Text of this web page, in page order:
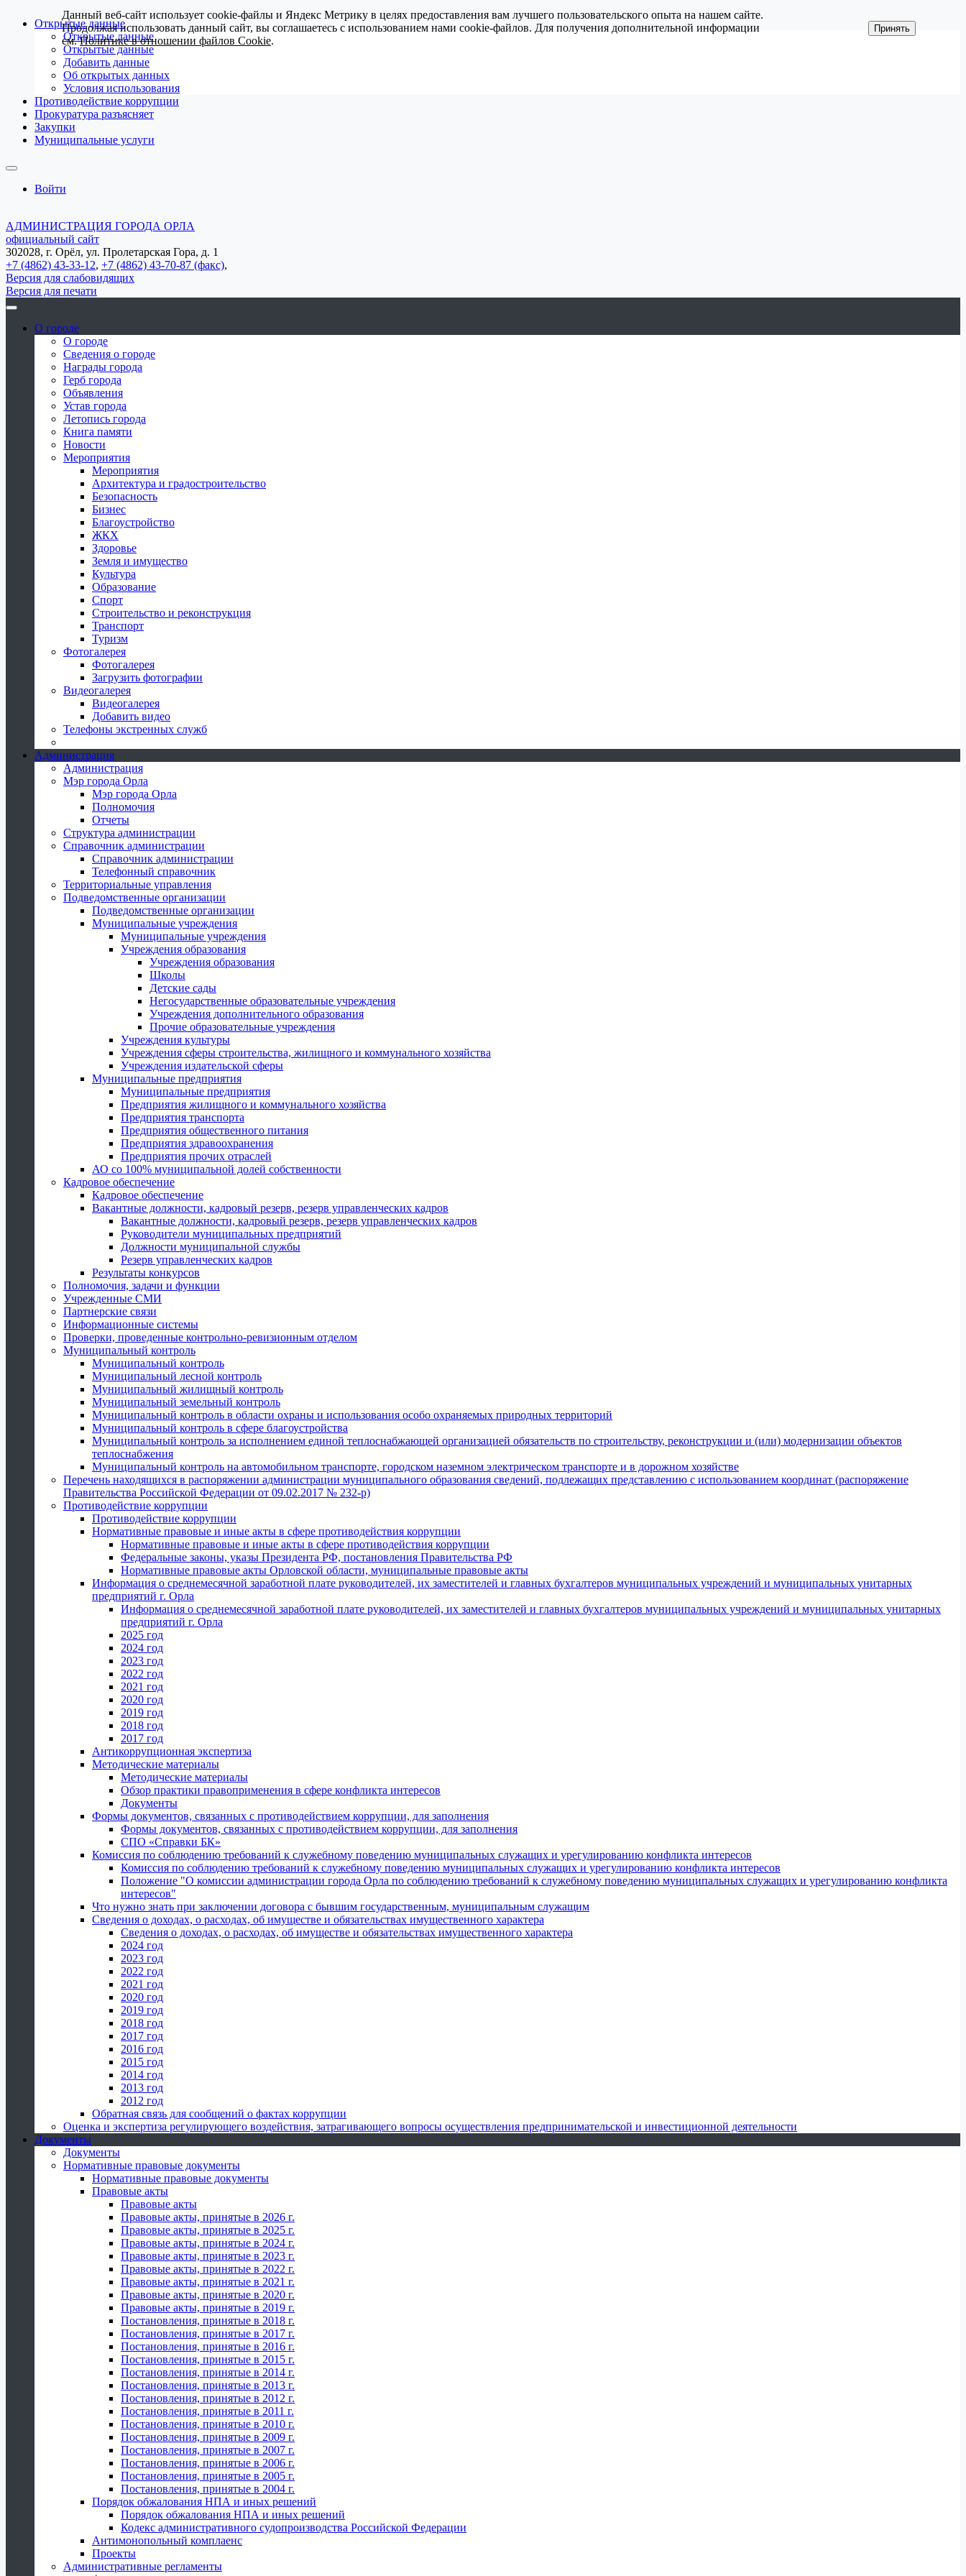
Открытые данные
Открытые данные
Открытые данные
Добавить данные
Об открытых данных
Условия использования
Противодействие коррупции
Прокуратура разъясняет
Закупки
Муниципальные услуги
Войти
АДМИНИСТРАЦИЯ ГОРОДА ОРЛА
официальный сайт
302028, г. Орёл, ул. Пролетарская Гора, д. 1
+7 (4862) 43-33-12, +7 (4862) 43-70-87 (факс),
Версия для слабовидящих
Версия для печати
О городе
О городе
Сведения о городе
Награды города
Герб города
Объявления
Устав города
Летопись города
Книга памяти
Новости
Мероприятия
Мероприятия
Архитектура и градостроительство
Безопасность
Бизнес
Благоустройство
ЖКХ
Здоровье
Земля и имущество
Культура
Образование
Спорт
Строительство и реконструкция
Транспорт
Туризм
Фотогалерея
Фотогалерея
Загрузить фотографии
Видеогалерея
Видеогалерея
Добавить видео
Телефоны экстренных служб
Администрация
Администрация
Мэр города Орла
Мэр города Орла
Полномочия
Отчеты
Структура администрации
Справочник администрации
Справочник администрации
Телефонный справочник
Территориальные управления
Подведомственные организации
Подведомственные организации
Муниципальные учреждения
Муниципальные учреждения
Учреждения образования
Учреждения образования
Школы
Детские сады
Негосударственные образовательные учреждения
Учреждения дополнительного образования
Прочие образовательные учреждения
Учреждения культуры
Учреждения сферы строительства, жилищного и коммунального хозяйства
Учреждения издательской сферы
Муниципальные предприятия
Муниципальные предприятия
Предприятия жилищного и коммунального хозяйства
Предприятия транспорта
Предприятия общественного питания
Предприятия здравоохранения
Предприятия прочих отраслей
АО со 100% муниципальной долей собственности
Кадровое обеспечение
Кадровое обеспечение
Вакантные должности, кадровый резерв, резерв управленческих кадров
Вакантные должности, кадровый резерв, резерв управленческих кадров
Руководители муниципальных предприятий
Должности муниципальной службы
Резерв управленческих кадров
Результаты конкурсов
Полномочия, задачи и функции
Учрежденные СМИ
Партнерские связи
Информационные системы
Проверки, проведенные контрольно-ревизионным отделом
Муниципальный контроль
Муниципальный контроль
Муниципальный лесной контроль
Муниципальный жилищный контроль
Муниципальный земельный контроль
Муниципальный контроль в области охраны и использования особо охраняемых природных территорий
Муниципальный контроль в сфере благоустройства
Муниципальный контроль за исполнением единой теплоснабжающей организацией обязательств по строительству, реконструкции и (или) модернизации объектов
теплоснабжения
Муниципальный контроль на автомобильном транспорте, городском наземном электрическом транспорте и в дорожном хозяйстве
Перечень находящихся в распоряжении администрации муниципального образования сведений, подлежащих представлению с использованием координат (распоряжение
Правительства Российской Федерации от 09.02.2017 № 232-р)
Противодействие коррупции
Противодействие коррупции
Нормативные правовые и иные акты в сфере противодействия коррупции
Нормативные правовые и иные акты в сфере противодействия коррупции
Федеральные законы, указы Президента РФ, постановления Правительства РФ
Нормативные правовые акты Орловской области, муниципальные правовые акты
Информация о среднемесячной заработной плате руководителей, их заместителей и главных бухгалтеров муниципальных учреждений и муниципальных унитарных
предприятий г. Орла
Информация о среднемесячной заработной плате руководителей, их заместителей и главных бухгалтеров муниципальных учреждений и муниципальных унитарных
предприятий г. Орла
2025 год
2024 год
2023 год
2022 год
2021 год
2020 год
2019 год
2018 год
2017 год
Антикоррупционная экспертиза
Методические материалы
Методические материалы
Обзор практики правоприменения в сфере конфликта интересов
Документы
Формы документов, связанных с противодействием коррупции, для заполнения
Формы документов, связанных с противодействием коррупции, для заполнения
СПО «Справки БК»
Комиссия по соблюдению требований к служебному поведению муниципальных служащих и урегулированию конфликта интересов
Комиссия по соблюдению требований к служебному поведению муниципальных служащих и урегулированию конфликта интересов
Положение "О комиссии администрации города Орла по соблюдению требований к служебному поведению муниципальных служащих и урегулированию конфликта
интересов"
Что нужно знать при заключении договора с бывшим государственным, муниципальным служащим
Сведения о доходах, о расходах, об имуществе и обязательствах имущественного характера
Сведения о доходах, о расходах, об имуществе и обязательствах имущественного характера
2024 год
2023 год
2022 год
2021 год
2020 год
2019 год
2018 год
2017 год
2016 год
2015 год
2014 год
2013 год
2012 год
Обратная связь для сообщений о фактах коррупции
Оценка и экспертиза регулирующего воздействия, затрагивающего вопросы осуществления предпринимательской и инвестиционной деятельности
Документы
Документы
Нормативные правовые документы
Нормативные правовые документы
Правовые акты
Правовые акты
Правовые акты, принятые в 2026 г.
Правовые акты, принятые в 2025 г.
Правовые акты, принятые в 2024 г.
Правовые акты, принятые в 2023 г.
Правовые акты, принятые в 2022 г.
Правовые акты, принятые в 2021 г.
Правовые акты, принятые в 2020 г.
Правовые акты, принятые в 2019 г.
Постановления, принятые в 2018 г.
Постановления, принятые в 2017 г.
Постановления, принятые в 2016 г.
Постановления, принятые в 2015 г.
Постановления, принятые в 2014 г.
Постановления, принятые в 2013 г.
Постановления, принятые в 2012 г.
Постановления, принятые в 2011 г.
Постановления, принятые в 2010 г.
Постановления, принятые в 2009 г.
Постановления, принятые в 2007 г.
Постановления, принятые в 2006 г.
Постановления, принятые в 2005 г.
Постановления, принятые в 2004 г.
Порядок обжалования НПА и иных решений
Порядок обжалования НПА и иных решений
Кодекс административного судопроизводства Российской Федерации
Антимонопольный комплаенс
Проекты
Административные регламенты
Данный веб-сайт использует cookie-файлы и Яндекс Метрику в целях предоставления вам лучшего пользовательского опыта на нашем сайте.
Продолжая использовать данный сайт, вы соглашаетесь с использованием нами cookie-файлов. Для получения дополнительной информации
см.Политике в отношении файлов Cookie.
Принять